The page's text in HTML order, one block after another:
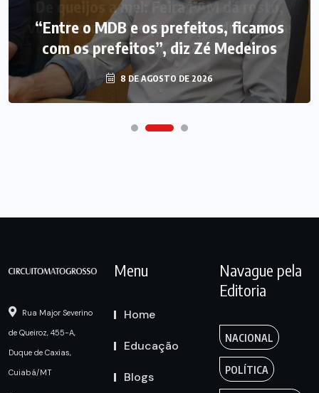
“Entre o MDB e os prefeitos, ficamos
com os prefeitos”, diz Zé Medeiros
8 DE AGOSTO DE 2026
Rua Major Severino
de Queiroz, 455-A,
Duque de Caxias,
Cuiabá/MT
Menu
Home
Educação
Blogs
Navague pela
Editoria
NACIONAL
POLÍTICA